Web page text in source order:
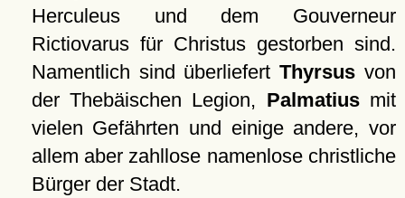
Herculeus und dem Gouverneur
Rictiovarus für Christus gestorben sind.
Namentlich sind überliefertThyrsus von
der Thebäischen Legion, Palmatiusmit
vielen Gefährten und einige andere, vor
allem aber zahllose namenlose christliche
Bürger der Stadt.